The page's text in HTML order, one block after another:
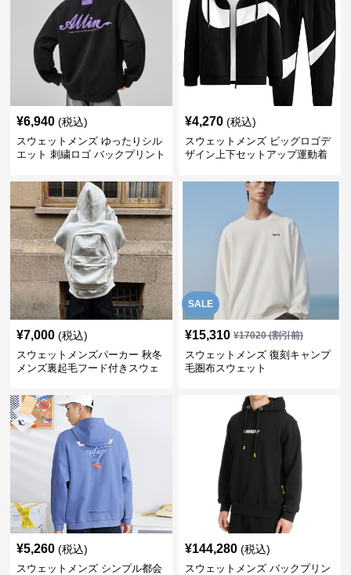
¥6,940 (税込)
スウェットメンズ ゆったりシル
エット 刺繍ロゴ バックプリント
¥4,270 (税込)
スウェットメンズ ビッグロゴデ
ザイン上下セットアップ運動着
¥7,000 (税込)
スウェットメンズパーカー 秋冬
メンズ裏起毛フード付きスウェ
SALE
¥15,310 ¥17020(割引前)
スウェットメンズ 復刻キャンプ
毛圏布スウェット
¥5,260 (税込)
スウェットメンズ シンプル都会
¥144,280 (税込)
スウェットメンズ バックプリン